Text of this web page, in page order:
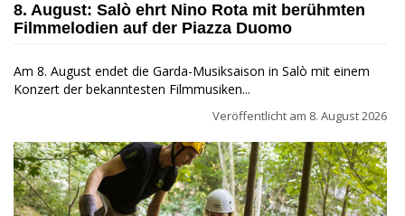
8. August: Salò ehrt Nino Rota mit berühmten
Filmmelodien auf der Piazza Duomo
Am 8. August endet die Garda-Musiksaison in Salò mit einem
Konzert der bekanntesten Filmmusiken...
Veröffentlicht am 8. August 2026